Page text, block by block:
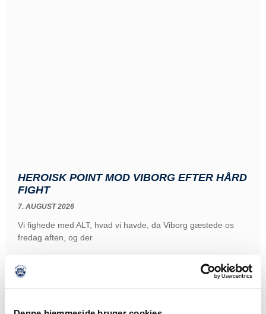
HEROISK POINT MOD VIBORG EFTER HÅRD
FIGHT
7. AUGUST 2026
Vi fighede med ALT, hvad vi havde, da Viborg gæstede os
fredag aften, og der